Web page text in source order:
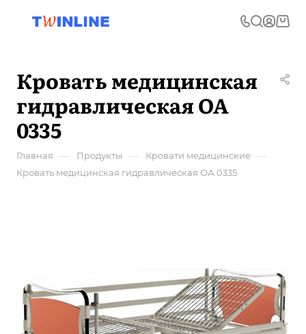
Кровать медицинская
гидравлическая ОА
0335
Главная — Продукты — Кровати медицинские —
Кровать медицинская гидравлическая ОА 0335